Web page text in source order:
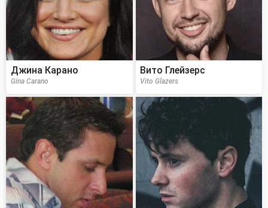
Джина Карано
Gina Carano
Вито Глейзерс
Vito Glazers